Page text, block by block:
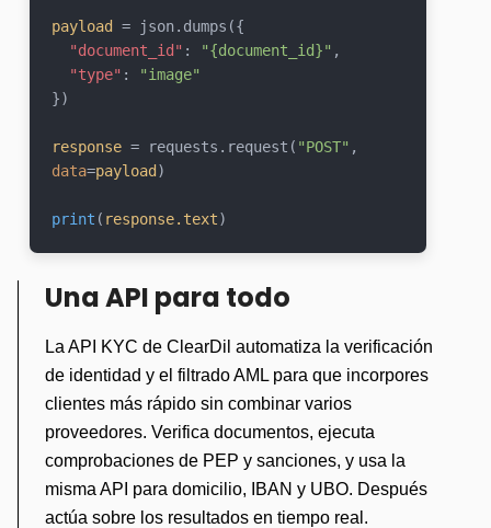
payload = json.dumps({
"document_id" : "{document_id}" ,
"type" :
"image"
})
response = requests.request( "POST"
data=payload )
print ( response.text)
Una API para todo
La API KYC de ClearDil automatiza la verificación
de identidad y el filtrado AML para que incorpores
clientes más rápido sin combinar varios
proveedores. Verifica documentos, ejecuta
comprobaciones de PEP y sanciones, y usa la
misma API para domicilio, IBAN y UBO. Después
actúa sobre los resultados en tiempo real.